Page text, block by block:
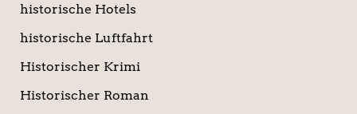
historische Hotels
historische Luftfahrt
Historischer Krimi
Historischer Roman